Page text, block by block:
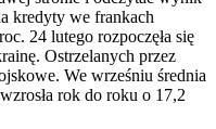
kredyty we frankach
24 lutego rozpoczęła się
Ostrzelanych przez
We wrześniu średnia
rok do roku o 17,2